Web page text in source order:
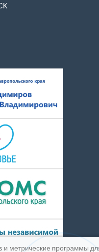
и метрические программы